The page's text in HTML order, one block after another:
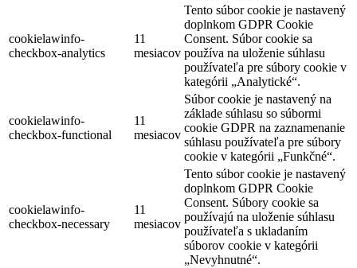
cookielawinfo-
checkbox-analytics
11
mesiacov
Tento súbor cookie je nastavený
doplnkom GDPR Cookie
Consent. Súbor cookie sa
používa na uloženie súhlasu
používateľa pre súbory cookie v
kategórii „Analytické“.
cookielawinfo-
checkbox-functional
11
mesiacov
Súbor cookie je nastavený na
základe súhlasu so súbormi
cookie GDPR na zaznamenanie
súhlasu používateľa pre súbory
cookie v kategórii „Funkčné“.
cookielawinfo-
checkbox-necessary
11
mesiacov
Tento súbor cookie je nastavený
doplnkom GDPR Cookie
Consent. Súbory cookie sa
používajú na uloženie súhlasu
používateľa s ukladaním
súborov cookie v kategórii
„Nevyhnutné“.